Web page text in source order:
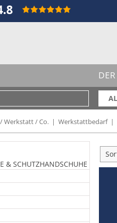
Werkstatt / Co. | Werkstattbedarf |
& SCHUTZHANDSCHUHE